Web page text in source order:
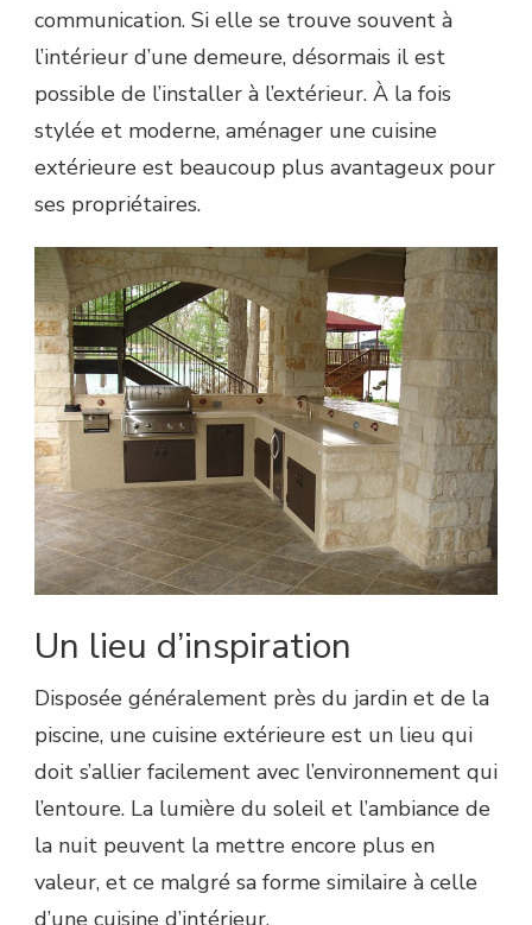
communication. Si elle se trouve souvent à
l’intérieur d’une demeure, désormais il est
possible de l’installer à l’extérieur. À la fois
stylée et moderne, aménager une cuisine
extérieure est beaucoup plus avantageux pour
ses propriétaires.
Un lieu d’inspiration
Disposée généralement près du jardin et de la
piscine, une cuisine extérieure est un lieu qui
doit s’allier facilement avec l’environnement qui
l’entoure. La lumière du soleil et l’ambiance de
la nuit peuvent la mettre encore plus en
valeur, et ce malgré sa forme similaire à celle
d’une cuisine d’intérieur.